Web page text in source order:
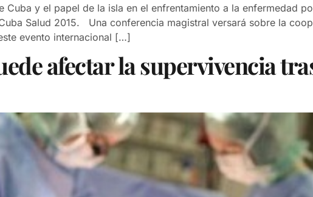
Cuba y el papel de la isla en el enfrentamiento a la enfermedad
Salud 2015. Una conferencia magistral versará sobre la
evento internacional […]
afectar la supervivencia